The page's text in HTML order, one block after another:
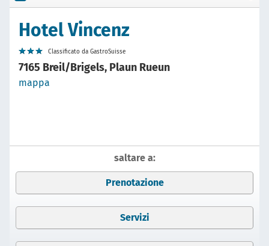
Hotel Vincenz
Classificato da GastroSuisse
7165 Breil/Brigels, Plaun Rueun
mappa
saltare a:
Prenotazione
Servizi